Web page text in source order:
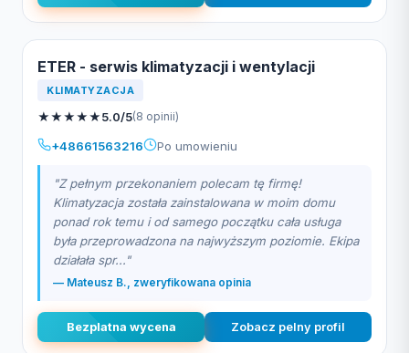
ETER - serwis klimatyzacji i wentylacji
KLIMATYZACJA
★★★★★5.0/5(8 opinii)
+48661563216 Po umowieniu
"Z pełnym przekonaniem polecam tę firmę!
Klimatyzacja została zainstalowana w moim domu
ponad rok temu i od samego początku cała usługa
była przeprowadzona na najwyższym poziomie. Ekipa
działała spr..."
— Mateusz B., zweryfikowana opinia
Bezplatna wycena Zobacz pelny profil